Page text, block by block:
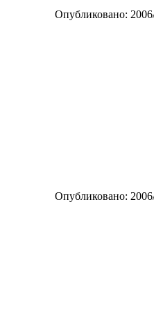
Опубликовано:
Опубликовано: